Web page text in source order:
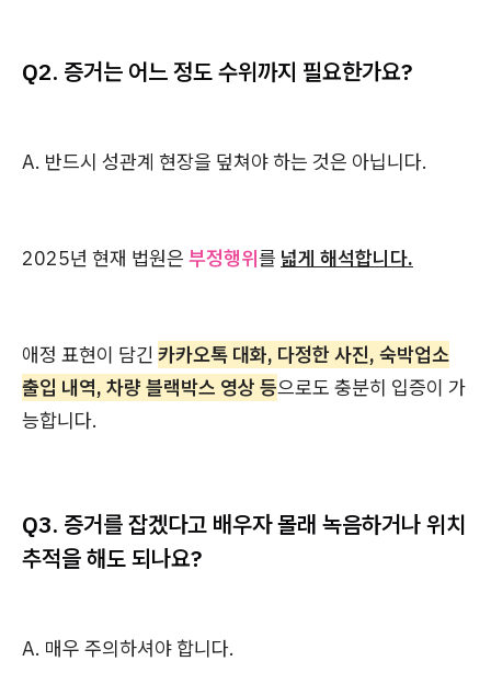
Q2. 증거는 어느 정도 수위까지 필요한가요?
A. 반드시 성관계 현장을 덮쳐야 하는 것은 아닙니다.
2025년 현재 법원은 부정행위를 넓게 해석합니다.
애정 표현이 담긴 카카오톡 대화, 다정한 사진, 숙박업소
출입 내역, 차량 블랙박스 영상 등으로도 충분히 입증이 가
능합니다.
Q3. 증거를 잡겠다고 배우자 몰래 녹음하거나 위치
추적을 해도 되나요?
A. 매우 주의하셔야 합니다.